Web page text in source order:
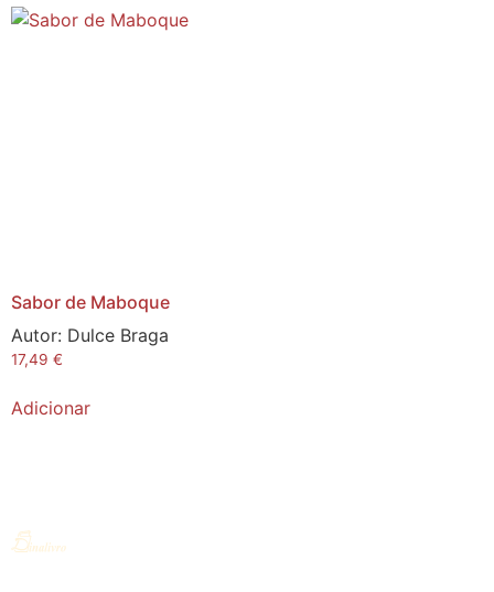
Sabor de Maboque
Autor: Dulce Braga
17,49 €
Adicionar